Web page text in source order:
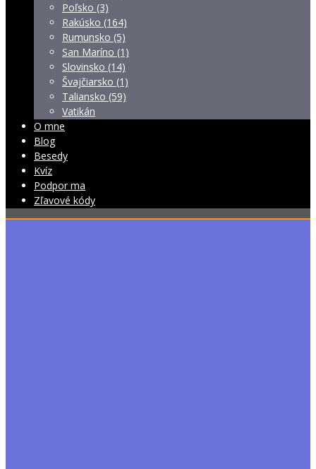
Poľsko (3)
Rakúsko (164)
Rumunsko (5)
San Maríno (1)
Slovinsko (14)
Švajčiarsko (1)
Taliansko (59)
Vatikán
O mne
Blog
Besedy
Kvíz
Podpor ma
Zľavové kódy